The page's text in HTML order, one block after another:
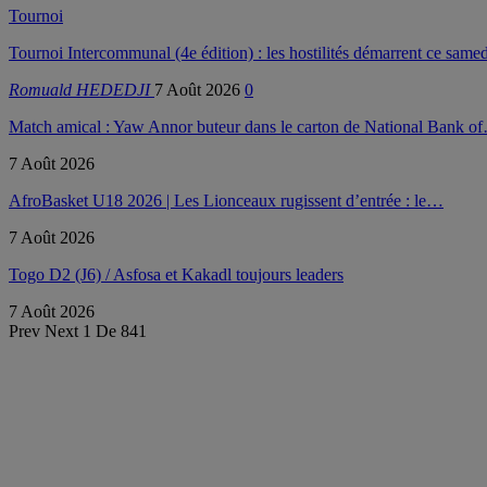
Tournoi
Tournoi Intercommunal (4e édition) : les hostilités démarrent ce
Romuald HEDEDJI 7 Août 2026 0
Match amical : Yaw Annor buteur dans le carton de National Bank
7 Août 2026
AfroBasket U18 2026 | Les Lionceaux rugissent d’entrée : le…
7 Août 2026
Togo D2 (J6) / Asfosa et Kakadl toujours leaders
7 Août 2026
Prev Next 1 De 841